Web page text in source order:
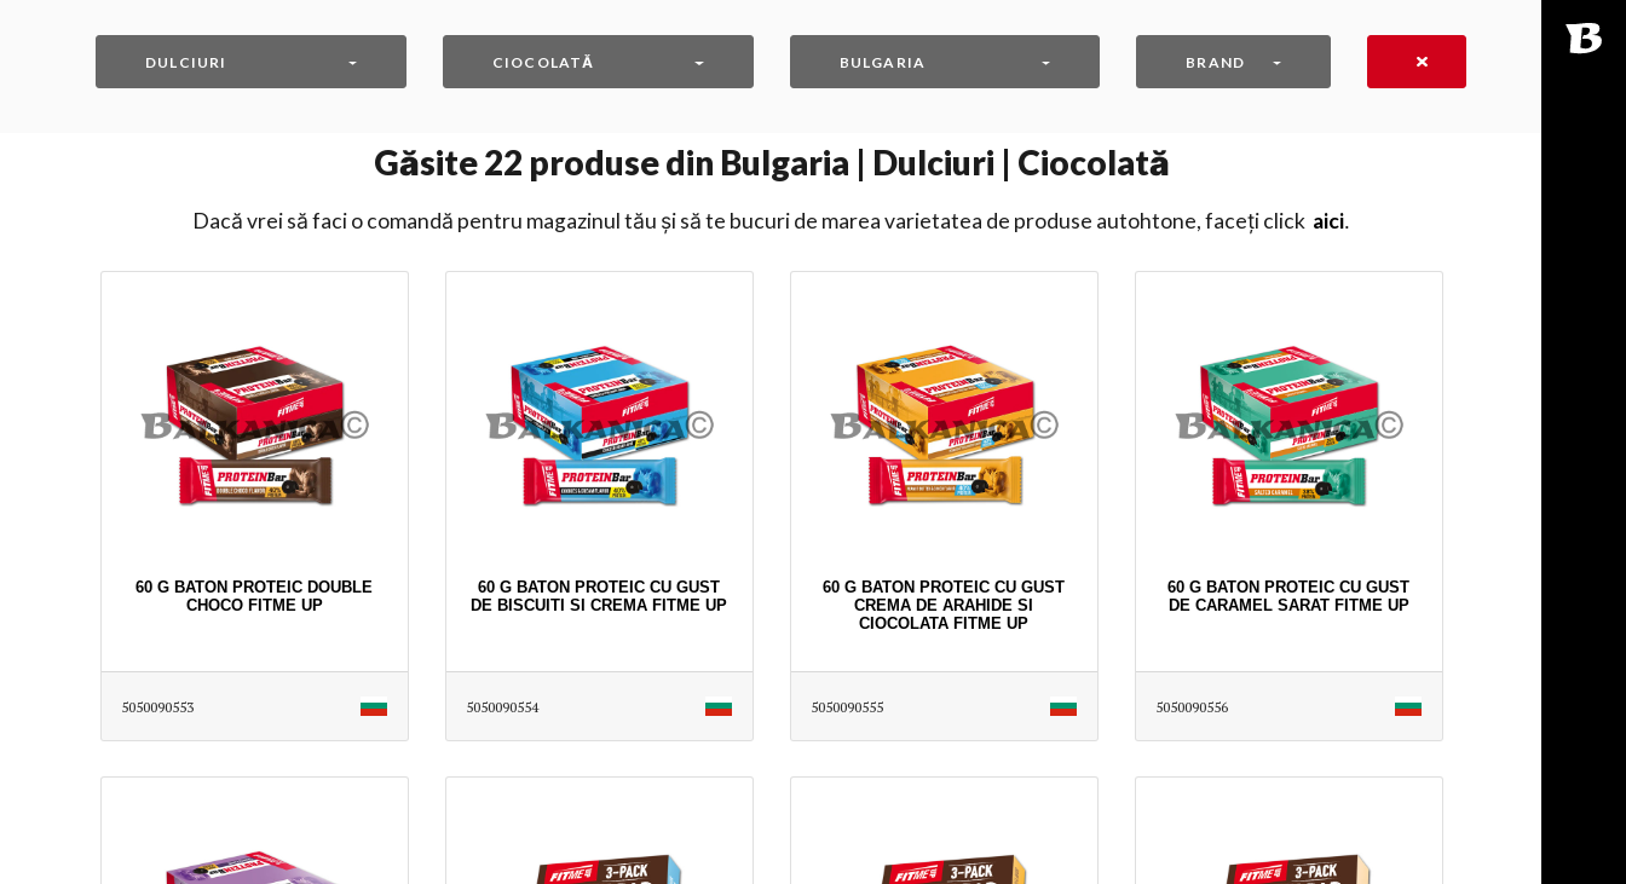
DULCIURI CIOCOLATĂ BULGARIA BRAND
Găsite22 produse din Bulgaria | Dulciuri | Ciocolată
Dacă vrei să faci o comandă pentru magazinul tău și să te bucuri de marea varietatea de produse autohtone, faceți click aici․
60 G BATON PROTEIC DOUBLE
CHOCO FITME UP
5050090553
60 G BATON PROTEIC CU GUST
DE BISCUITI SI CREMA FITME UP
5050090554
60 G BATON PROTEIC CU GUST
CREMA DE ARAHIDE SI
CIOCOLATA FITME UP
5050090555
60 G BATON PROTEIC CU GUST
DE CARAMEL SARAT FITME UP
5050090556